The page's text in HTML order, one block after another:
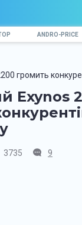
ANDRO-PRICE
громить
Exynos
3735 9